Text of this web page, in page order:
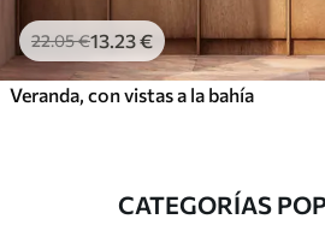
22.05€13.23€
Veranda, con vistas a la bahía
CATEGORÍAS